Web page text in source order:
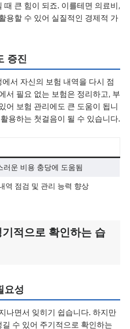
때 큰 힘이 되죠. 이를테면 의료비,
용할 수 있어 실질적인 경제적 가
증진
서 자신의 보험 내역을 다시 점
서 필요 없는 보험은 정리하고, 부
어 보험 관리에도 큰 도움이 됩니
용하는 첫걸음이 될 수 있습니다.
러운 비용 충당에 도움됨
역 점검 및 관리 능력 향상
적으로 확인하는 습
요성
나면서 잊히기 쉽습니다. 하지만
수 있어 주기적으로 확인하는